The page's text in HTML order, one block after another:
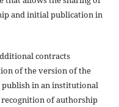
and initial publication in
contracts
of the version of the
in an institutional
of authorship